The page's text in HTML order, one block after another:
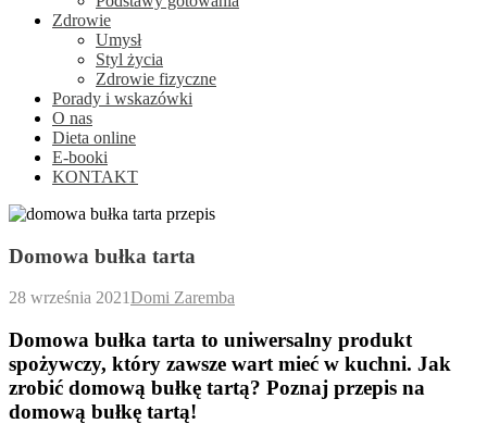
Zdrowie
Umysł
Styl życia
Zdrowie fizyczne
Porady i wskazówki
O nas
Dieta online
E-booki
KONTAKT
Domowa bułka tarta
28 września 2021Domi Zaremba
Domowa bułka tarta to uniwersalny produkt
spożywczy, który zawsze wart mieć w kuchni. Jak
zrobić domową bułkę tartą? Poznaj przepis na
domową bułkę tartą!